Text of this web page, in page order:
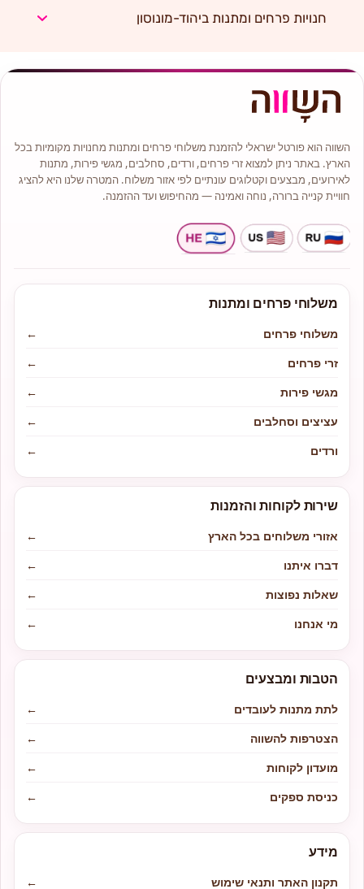
חנויות פרחים ומתנות ביהוד-מונוסון
השווה הוא פורטל ישראלי להזמנת משלוחי פרחים ומתנות מחנויות מקומיות בכל
הארץ. באתר ניתן למצוא זרי פרחים, ורדים, סחלבים, מגשי פירות, מתנות
לאירועים, מבצעים וקטלוגים עונתיים לפי אזור משלוח. המטרה שלנו היא להציג
חוויית קנייה ברורה, נוחה ואמינה — מהחיפוש ועד ההזמנה.
משלוחי פרחים ומתנות
משלוחי פרחים
←
זרי פרחים
←
מגשי פירות
←
עציצים וסחלבים
←
ורדים
←
שירות לקוחות והזמנות
אזורי משלוחים בכל הארץ
←
דברו איתנו
←
שאלות נפוצות
←
מי אנחנו
←
הטבות ומבצעים
לתת מתנות לעובדים
←
הצטרפות להשווה
←
מועדון לקוחות
←
כניסת ספקים
←
מידע
תקנון האתר ותנאי שימוש ←